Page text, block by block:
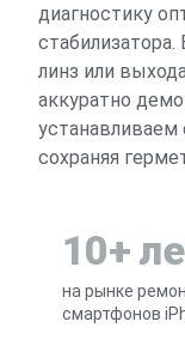
диагностику
линз или
аккуратно
устанавливаем
сохраняя
10+
на рынке
смартфонов